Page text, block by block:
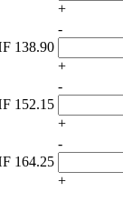
+
138.90
-
+
152.15
-
+
164.25
-
+